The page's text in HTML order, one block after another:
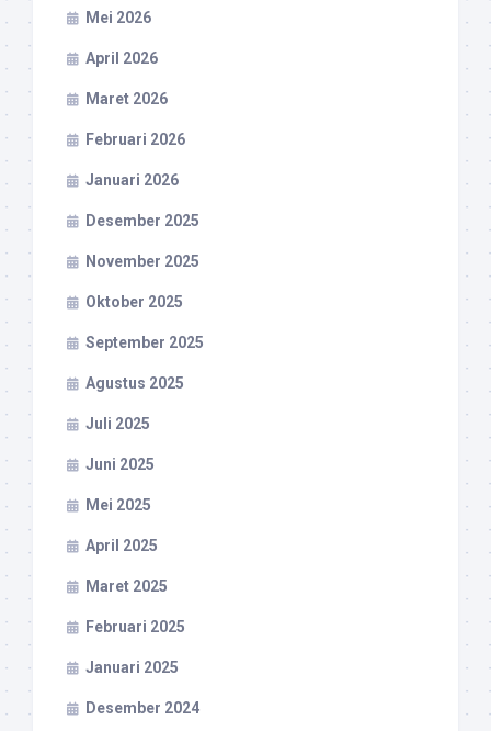
Mei 2026
April 2026
Maret 2026
Februari 2026
Januari 2026
Desember 2025
November 2025
Oktober 2025
September 2025
Agustus 2025
Juli 2025
Juni 2025
Mei 2025
April 2025
Maret 2025
Februari 2025
Januari 2025
Desember 2024